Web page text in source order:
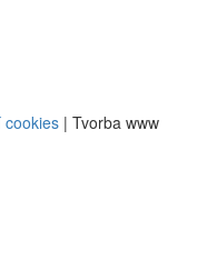
cookies | Tvorba www